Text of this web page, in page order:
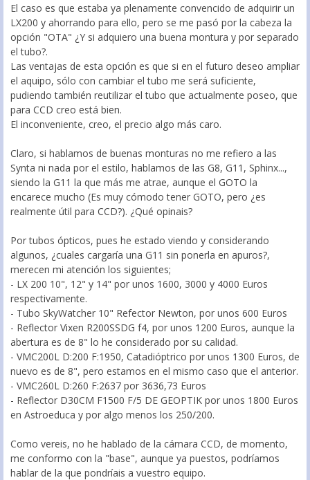
El caso es que estaba ya plenamente convencido de adquirir un
LX200 y ahorrando para ello, pero se me pasó por la cabeza la
opción "OTA" ¿Y si adquiero una buena montura y por separado
el tubo?.
Las ventajas de esta opción es que si en el futuro deseo ampliar
el aquipo, sólo con cambiar el tubo me será suficiente,
pudiendo también reutilizar el tubo que actualmente poseo, que
para CCD creo está bien.
El inconveniente, creo, el precio algo más caro.
Claro, si hablamos de buenas monturas no me refiero a las
Synta ni nada por el estilo, hablamos de las G8, G11, Sphinx...,
siendo la G11 la que más me atrae, aunque el GOTO la
encarece mucho (Es muy cómodo tener GOTO, pero ¿es
realmente útil para CCD?). ¿Qué opinais?
Por tubos ópticos, pues he estado viendo y considerando
algunos, ¿cuales cargaría una G11 sin ponerla en apuros?,
merecen mi atención los siguientes;
- LX 200 10", 12" y 14" por unos 1600, 3000 y 4000 Euros
respectivamente.
- Tubo SkyWatcher 10" Refector Newton, por unos 600 Euros
- Reflector Vixen R200SSDG f4, por unos 1200 Euros, aunque la
abertura es de 8" lo he considerado por su calidad.
- VMC200L D:200 F:1950, Catadióptrico por unos 1300 Euros, de
nuevo es de 8", pero estamos en el mismo caso que el anterior.
- VMC260L D:260 F:2637 por 3636,73 Euros
- Reflector D30CM F1500 F/5 DE GEOPTIK por unos 1800 Euros
en Astroeduca y por algo menos los 250/200.
Como vereis, no he hablado de la cámara CCD, de momento,
me conformo con la "base", aunque ya puestos, podríamos
hablar de la que pondríais a vuestro equipo.